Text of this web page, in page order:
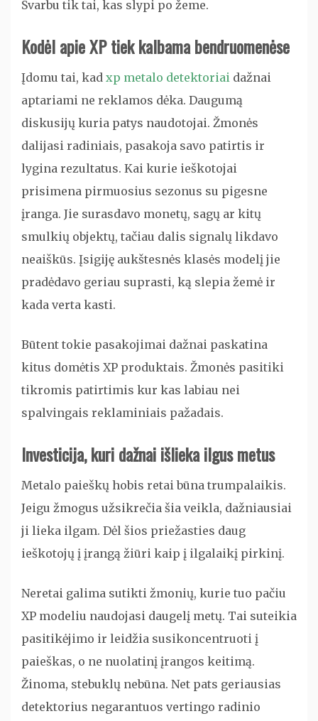
Svarbu tik tai, kas slypi po žeme.
Kodėl apie XP tiek kalbama bendruomenėse
Įdomu tai, kad xp metalo detektoriai dažnai
aptariami ne reklamos dėka. Daugumą
diskusijų kuria patys naudotojai. Žmonės
dalijasi radiniais, pasakoja savo patirtis ir
lygina rezultatus. Kai kurie ieškotojai
prisimena pirmuosius sezonus su pigesne
įranga. Jie surasdavo monetų, sagų ar kitų
smulkių objektų, tačiau dalis signalų likdavo
neaiškūs. Įsigiję aukštesnės klasės modelį jie
pradėdavo geriau suprasti, ką slepia žemė ir
kada verta kasti.
Būtent tokie pasakojimai dažnai paskatina
kitus domėtis XP produktais. Žmonės pasitiki
tikromis patirtimis kur kas labiau nei
spalvingais reklaminiais pažadais.
Investicija, kuri dažnai išlieka ilgus metus
Metalo paieškų hobis retai būna trumpalaikis.
Jeigu žmogus užsikrečia šia veikla, dažniausiai
ji lieka ilgam. Dėl šios priežasties daug
ieškotojų į įrangą žiūri kaip į ilgalaikį pirkinį.
Neretai galima sutikti žmonių, kurie tuo pačiu
XP modeliu naudojasi daugelį metų. Tai suteikia
pasitikėjimo ir leidžia susikoncentruoti į
paieškas, o ne nuolatinį įrangos keitimą.
Žinoma, stebuklų nebūna. Net pats geriausias
detektorius negarantuos vertingo radinio